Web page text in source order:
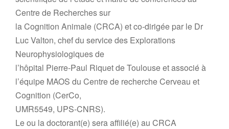
Centre de Recherches sur
la Cognition Animale (CRCA) et co-dirigée par le Dr
Luc Valton, chef du service des Explorations
Neurophysiologiques de
l’hôpital Pierre-Paul Riquet de Toulouse et associé à
l’équipe MAOS du Centre de recherche Cerveau et
Cognition (CerCo,
UMR5549, UPS-CNRS).
Le ou la doctorant(e) sera affilié(e) au CRCA